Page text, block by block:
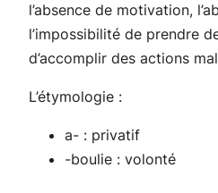
l’absence de motivation,
l’impossibilité de prendre
d’accomplir des actions
L’étymologie :
a- : privatif
-boulie : volonté